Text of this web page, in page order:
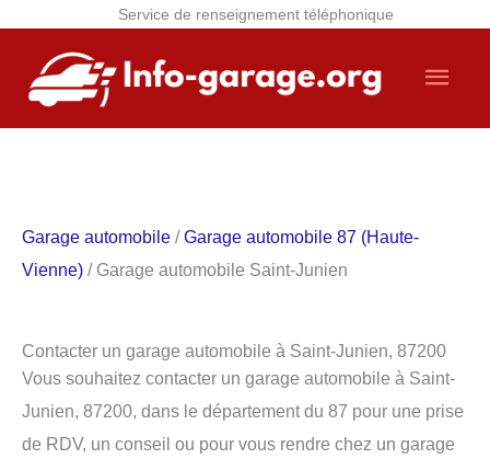
Service de renseignement téléphonique
contenu
Garage automobile /Garage automobile 87 (Haute-
Vienne) / Garage automobile Saint-Junien
Contacter un garage automobile à Saint-Junien, 87200
Vous souhaitez contacter un garage automobile à Saint-
Junien, 87200, dans le département du 87 pour une prise
de RDV, un conseil ou pour vous rendre chez un garage